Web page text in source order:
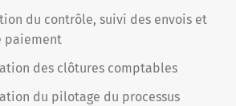
du contrôle, suivi des envois et
paiement
des clôtures comptables
du pilotage du processus